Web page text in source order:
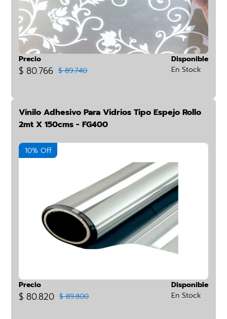
Precio
$ 80.766 $ 89.740
Disponible
En Stock
Vinilo Adhesivo Para Vidrios Tipo Espejo Rollo
2mt X 150cms - FG400
10% Off
Precio
$ 80.820 $ 89.800
Disponible
En Stock